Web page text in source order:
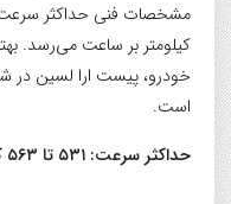
کیلومتر بر ساعت می‌رسد.
خودرو، پیست ارا لسین در
است.
حداکثر سرعت: ۵۳۱ تا ۵۶۳ کیلومتر بر ساعت